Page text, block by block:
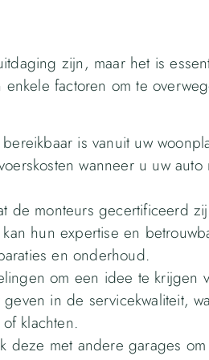
zijn, maar het is
factoren om te
is vanuit uw
wanneer u uw
de monteurs gecertificeerd
hun expertise en
en onderhoud.
om een idee te krijgen
in de servicekwaliteit,
klachten.
deze met andere garages